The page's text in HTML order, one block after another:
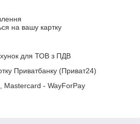
на вашу картку
для ТОВ з ПДВ
Приватбанку (Приват24)
Mastercard - WayForPay